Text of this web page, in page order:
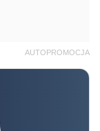
AUTOPROMOCJA